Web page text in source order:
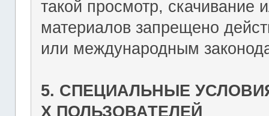
такой просмотр, скачивание
материалов запрещено
или международным
5. СПЕЦИАЛЬНЫЕ
Х ПОЛЬЗОВАТЕЛЕЙ